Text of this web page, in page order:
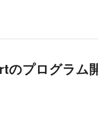
のプログラム